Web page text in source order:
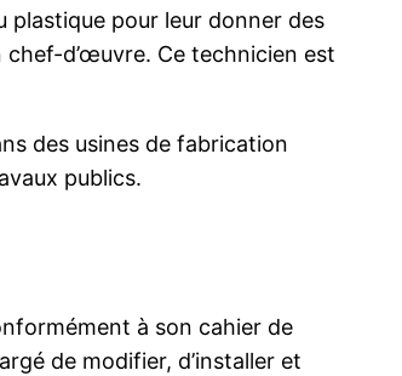
plastique pour leur donner des
d’œuvre. Ce technicien est
des usines de fabrication
publics.
à son cahier de
de modifier, d’installer et